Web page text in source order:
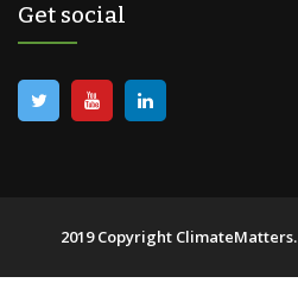
Get social
2019 Copyright ClimateMatters.